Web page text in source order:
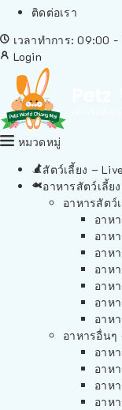
ติดต่อเรา
เวลาทำการ: 09:00
Login
หมวดหมู่
สัตว์เลี้ยง –
อาหารสัตว์เลี้ย
อาหารสัตว์
อาห
อาห
อาห
อาห
อาห
อาห
อาห
อาหารอื่นๆ
อาห
อาห
อาห
อาห